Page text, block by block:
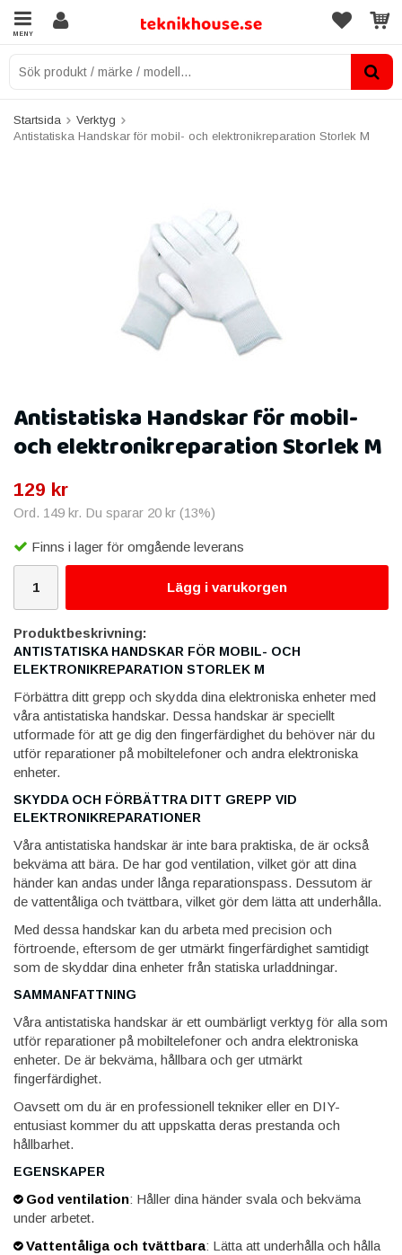
MENY
Startsida
Verktyg
Antistatiska Handskar för mobil- och elektronikreparation Storlek M
Antistatiska Handskar för mobil-
och elektronikreparation Storlek M
129 kr
Ord. 149 kr. Du sparar 20 kr (13%)
Finns i lager för omgående leverans
Lägg i varukorgen
Produktbeskrivning:
ANTISTATISKA HANDSKAR FÖR MOBIL- OCH
ELEKTRONIKREPARATION STORLEK M
Förbättra ditt grepp och skydda dina elektroniska enheter med
våra antistatiska handskar. Dessa handskar är speciellt
utformade för att ge dig den fingerfärdighet du behöver när du
utför reparationer på mobiltelefoner och andra elektroniska
enheter.
SKYDDA OCH FÖRBÄTTRA DITT GREPP VID
ELEKTRONIKREPARATIONER
Våra antistatiska handskar är inte bara praktiska, de är också
bekväma att bära. De har god ventilation, vilket gör att dina
händer kan andas under långa reparationspass. Dessutom är
de vattentåliga och tvättbara, vilket gör dem lätta att underhålla.
Med dessa handskar kan du arbeta med precision och
förtroende, eftersom de ger utmärkt fingerfärdighet samtidigt
som de skyddar dina enheter från statiska urladdningar.
SAMMANFATTNING
Våra antistatiska handskar är ett oumbärligt verktyg för alla som
utför reparationer på mobiltelefoner och andra elektroniska
enheter. De är bekväma, hållbara och ger utmärkt
fingerfärdighet.
Oavsett om du är en professionell tekniker eller en DIY-
entusiast kommer du att uppskatta deras prestanda och
hållbarhet.
EGENSKAPER
God ventilation: Håller dina händer svala och bekväma
under arbetet.
Vattentåliga och tvättbara: Lätta att underhålla och hålla